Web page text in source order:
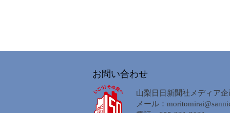
お問い合わせ
山梨日日新聞社メディア企
メール：